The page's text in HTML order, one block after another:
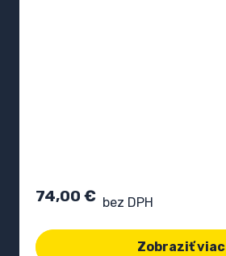
74,00 € bez DPH
Zobraziť viac